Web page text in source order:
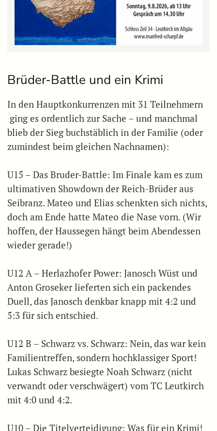
Brüder-Battle und ein Krimi
In den Hauptkonkurrenzen mit 31 Teilnehmern
ging es ordentlich zur Sache – und manchmal
blieb der Sieg buchstäblich in der Familie (oder
zumindest beim gleichen Nachnamen):
U15 – Das Bruder-Battle: Im Finale kam es zum
ultimativen Showdown der Reich-Brüder aus
Seibranz. Mateo und Elias schenkten sich nichts,
doch am Ende hatte Mateo die Nase vorn. (Wir
hoffen, der Haussegen hängt beim Abendessen
wieder gerade!)
U12 A – Herlazhofer Power: Janosch Wüst und
Anton Groseker lieferten sich ein packendes
Duell, das Janosch denkbar knapp mit 4:2 und
5:3 für sich entschied.
U12 B – Schwarz vs. Schwarz: Nein, das war kein
Familientreffen, sondern hochklassiger Sport!
Lukas Schwarz besiegte Noah Schwarz (nicht
verwandt oder verschwägert) vom TC Leutkirch
mit 4:0 und 4:2.
U10 – Die Titelverteidigung: Was für ein Krimi!